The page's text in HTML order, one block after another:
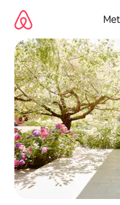
directement
contenu